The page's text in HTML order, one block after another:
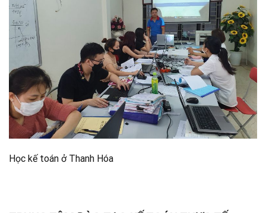
Học kế toán ở Thanh Hóa